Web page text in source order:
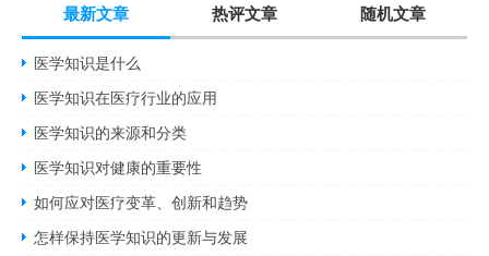
最新文章 热评文章 随机文章
医学知识是什么
医学知识在医疗行业的应用
医学知识的来源和分类
医学知识对健康的重要性
如何应对医疗变革、创新和趋势
怎样保持医学知识的更新与发展